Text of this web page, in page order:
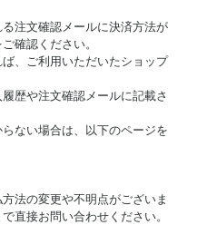
注文確認メールに決済方法が
確認ください。
、ご利用いただいたショップ
歴や注文確認メールに記載さ
ない場合は、以下のページを
法の変更や不明点がございま
直接お問い合わせください。